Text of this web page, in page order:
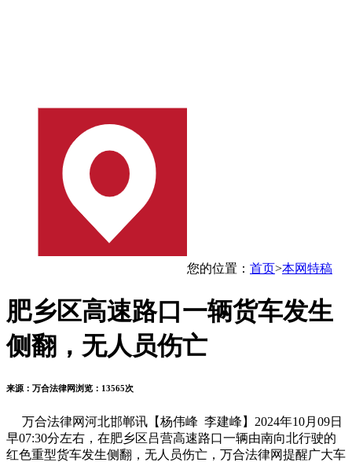
您的位置： 首页>本网特稿
肥乡区高速路口一辆货车发生
侧翻，无人员伤亡
来源：万合法律网浏览：13565次
万合法律网河北邯郸讯【杨伟峰 李建峰】2024年10月09日
早07:30分左右，在肥乡区吕营高速路口一辆由南向北行驶的
红色重型货车发生侧翻，无人员伤亡，万合法律网提醒广大车